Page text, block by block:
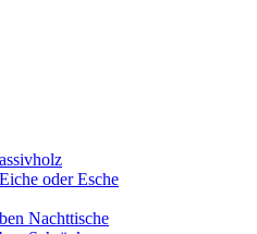
oder Esche
Nachttische